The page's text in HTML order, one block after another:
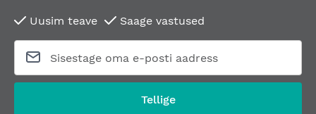
Uusim teave Saage vastused
Tellige